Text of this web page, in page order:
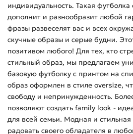
индивидуальность. Такая
дополнит и разнообразит любой
фразы развеселят вас и всех
скучные образы и серые будни.
позитивом любого! Для тех, кто
стильный образ, мы предлагаем
базовую футболку с принтом на
образ оформлен в стиле oversize,
свободу и непринужденность.
позволяют создать family look -
для всей семьи. Модная и стильная
радовать своего обладателя в